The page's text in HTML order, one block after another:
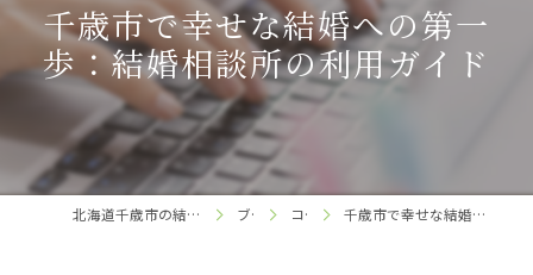
千歳市で幸せな結婚への第一
歩：結婚相談所の利用ガイド
北海道千歳市の結婚相談所ならLOVE ME TENDER ブログ コラム 千歳市で幸せな結婚への第一歩：結婚相談所の利用ガイド